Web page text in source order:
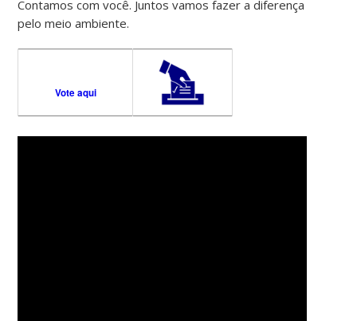
Contamos com você. Juntos vamos fazer a diferença
pelo meio ambiente.
Vote aqui